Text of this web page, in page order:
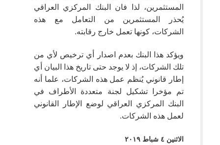
المستثمرين، لذا فان البنك المركزي العراقي
يُحذر المستثمرين من التعامل مع هذه
الشركات، كونها تعمل خارج رقابته.
ويؤكد هذا البنك بعدم اصدار أي ترخيص لأي من
تلك الشركات، إذ لا يوجد حتى تاريخ هذا البيان أي
إطار قانوني يُنظم عمل هذه الشركات، علما أنه
تم مؤخرا تشكيل لجنة متعددة الأطراف في
البنك المركزي العراقي لوضع الإطار القانوني
لعمل هذه الشركات.
الاثنين ٤ شباط ٢٠١٩